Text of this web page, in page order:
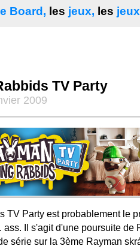
Board, les jeux, les
TV Party
2009
TV Party est probablement le
ass. Il s'agit d'une poursuite de
série sur la 3ème Rayman